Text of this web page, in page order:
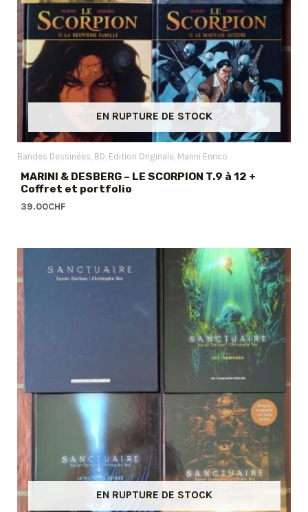
EN RUPTURE DE STOCK
Bandes Dessinées BD Edition Originale Marini Enrico
MARINI & DESBERG – LE SCORPION T.9 à 12 +
Coffret et portfolio
39.00CHF
EN RUPTURE DE STOCK